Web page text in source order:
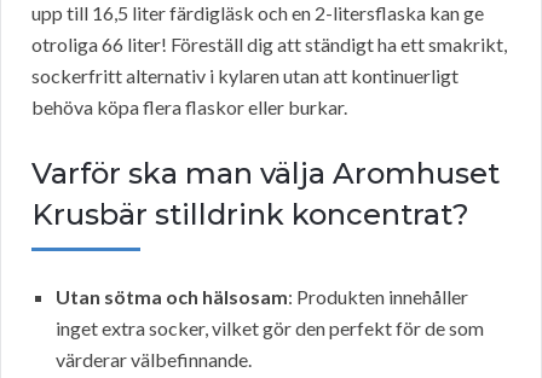
upp till 16,5 liter färdigläsk och en 2-litersflaska kan ge
otroliga 66 liter! Föreställ dig att ständigt ha ett smakrikt,
sockerfritt alternativ i kylaren utan att kontinuerligt
behöva köpa flera flaskor eller burkar.
Varför ska man välja Aromhuset
Krusbär stilldrink koncentrat?
Utan sötma och hälsosam: Produkten innehåller
inget extra socker, vilket gör den perfekt för de som
värderar välbefinnande.